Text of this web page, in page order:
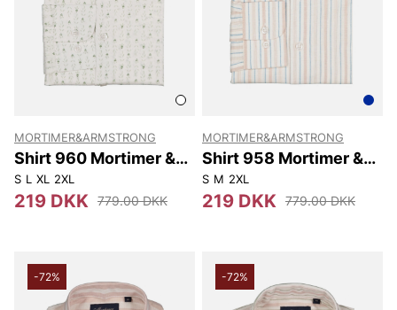
MORTIMER&ARMSTRONG
Shirt 960 Mortimer &
Armstrong
S L XL 2XL
219 DKK 779.00 DKK
MORTIMER&ARMSTRONG
Shirt 958 Mortimer &
Armstrong
S M 2XL
219 DKK 779.00 DKK
-72% -72%